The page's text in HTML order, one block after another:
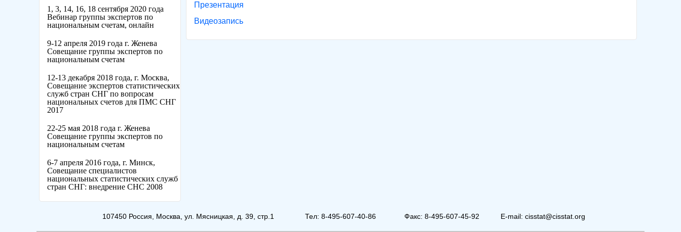
1, 3, 14, 16, 18 сентября 2020 года
Вебинар группы экспертов по
национальным счетам, онлайн
9-12 апреля 2019 года г. Женева
Совещание группы экспертов по
национальным счетам
12-13 декабря 2018 года, г. Москва,
Совещание экспертов статистических
служб стран СНГ по вопросам
национальных счетов для ПМС СНГ
2017
22-25 мая 2018 года г. Женева
Совещание группы экспертов по
национальным счетам
6-7 апреля 2016 года, г. Минск,
Совещание специалистов
национальных статистических служб
стран СНГ: внедрение СНС 2008
Презентация
Видеозапись
107450 Россия, Москва, ул. Мясницкая, д. 39, стр.1 Тел: 8-495-607-40-86 Факс: 8-495-607-45-92 E-mail: cisstat@cisstat.org